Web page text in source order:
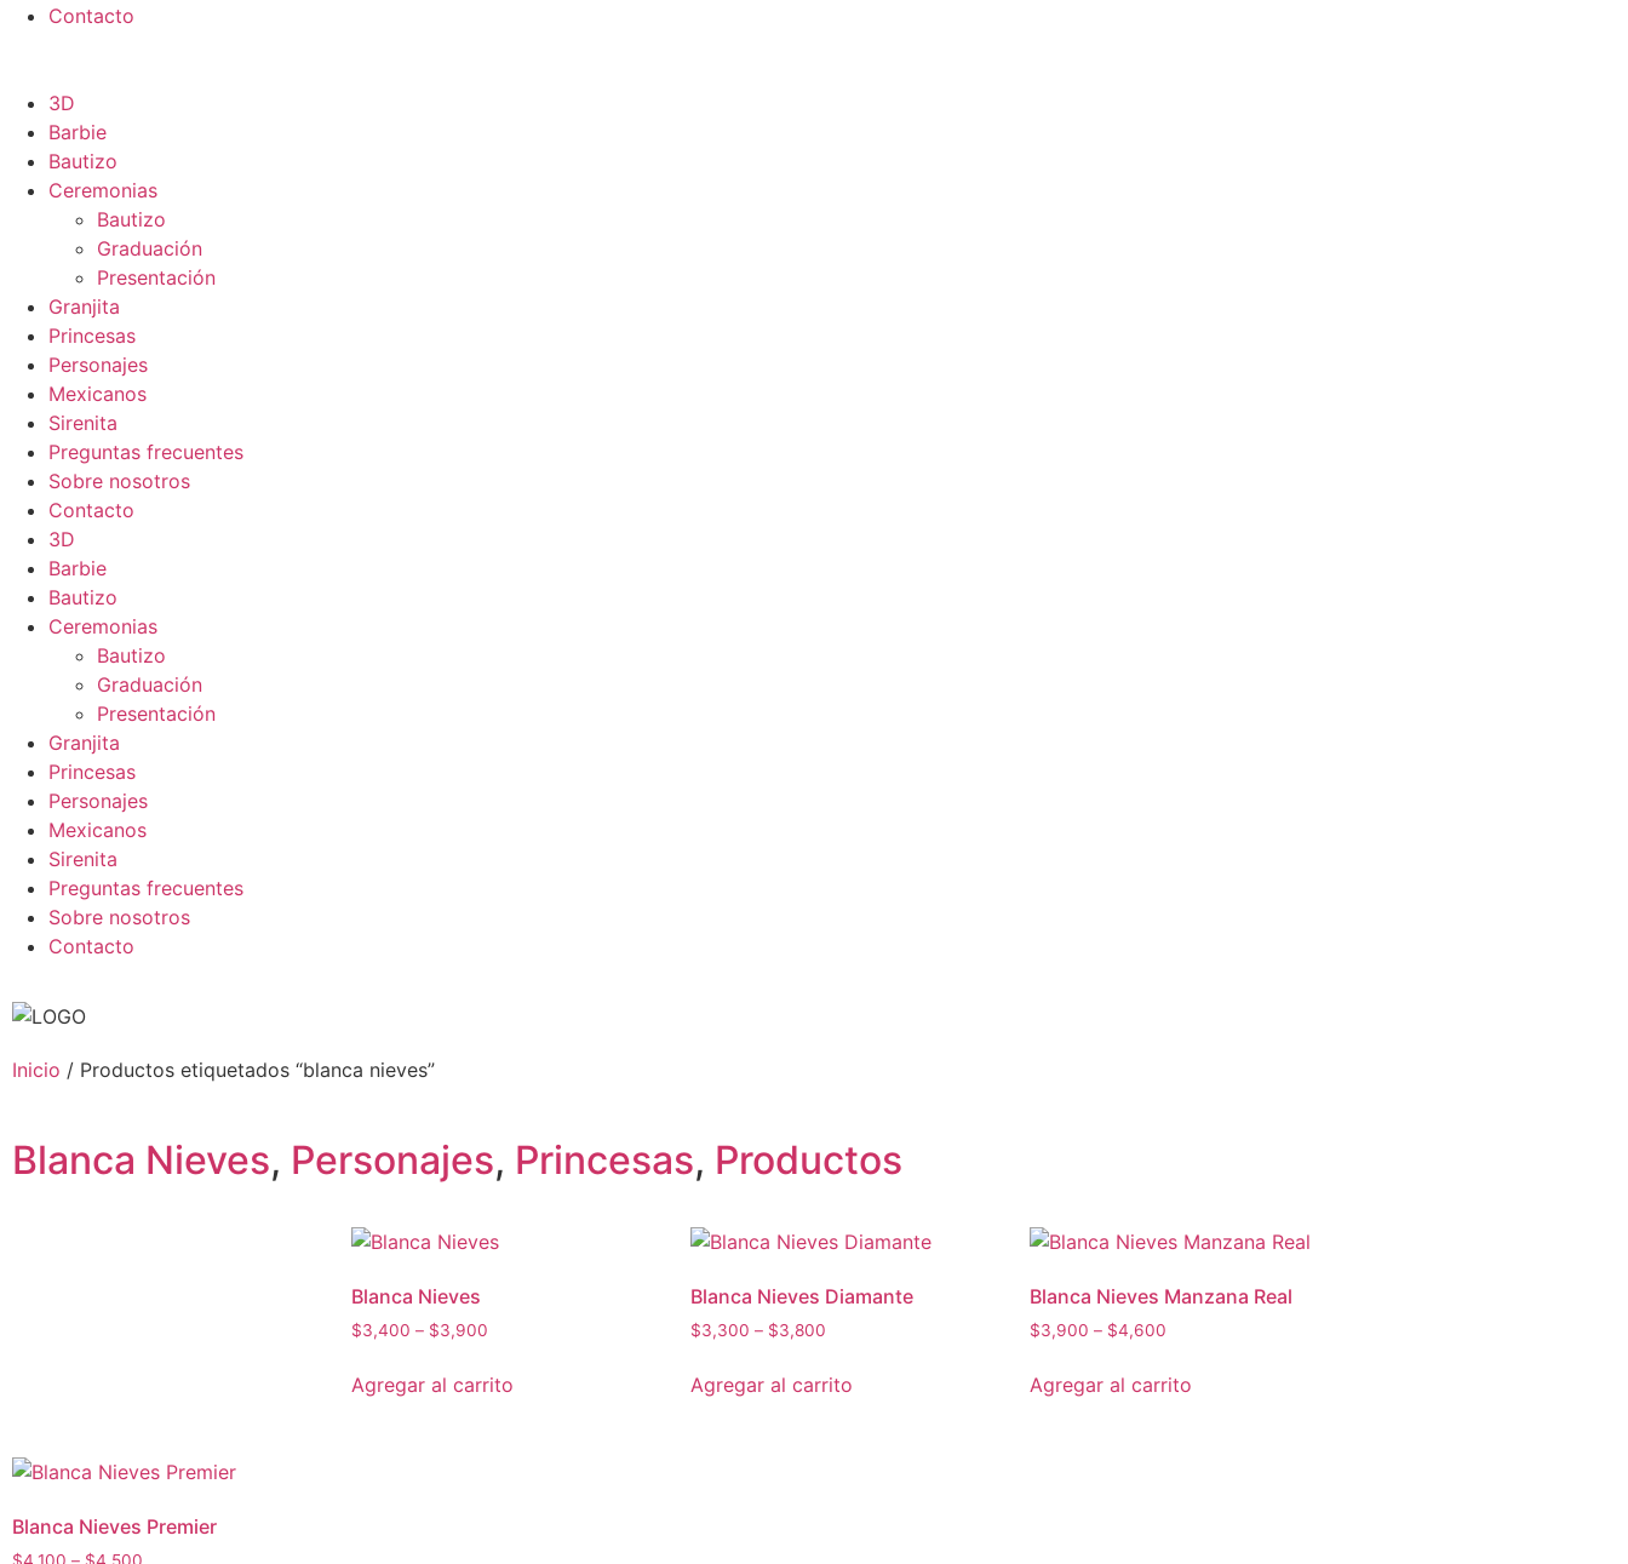
Contacto
3D
Barbie
Bautizo
Ceremonias
Bautizo
Graduación
Presentación
Granjita
Princesas
Personajes
Mexicanos
Sirenita
Preguntas frecuentes
Sobre nosotros
Contacto
3D
Barbie
Bautizo
Ceremonias
Bautizo
Graduación
Presentación
Granjita
Princesas
Personajes
Mexicanos
Sirenita
Preguntas frecuentes
Sobre nosotros
Contacto
Inicio / Productos etiquetados “blanca nieves”
Blanca Nieves, Personajes, Princesas, Productos
Blanca Nieves
$3,400 – $3,900
Agregar al carrito
Blanca Nieves Diamante
$3,300 – $3,800
Agregar al carrito
Blanca Nieves Manzana Real
$3,900 – $4,600
Agregar al carrito
Blanca Nieves Premier
$4,100 – $4,500